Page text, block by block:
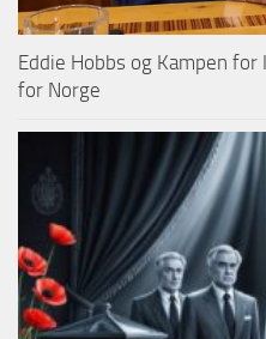
Eddie Hobbs og Kampen
for Norge